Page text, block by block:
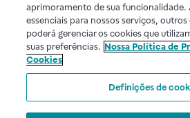
Uma empresa
Voltar ao topo
aprimoramento de sua funcionalidade.
essenciais para nossos serviços,
poderá gerenciar os cookies que
suas preferências. Nossa Política de
Cookies
Definições de